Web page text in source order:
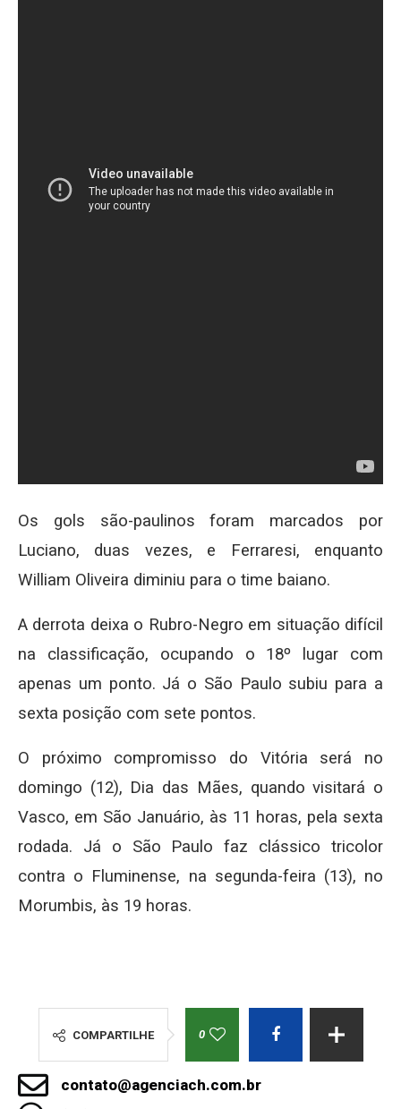
Os gols são-paulinos foram marcados por
Luciano, duas vezes, e Ferraresi, enquanto
William Oliveira diminiu para o time baiano.
A derrota deixa o Rubro-Negro em situação difícil
na classificação, ocupando o 18º lugar com
apenas um ponto. Já o São Paulo subiu para a
sexta posição com sete pontos.
O próximo compromisso do Vitória será no
domingo (12), Dia das Mães, quando visitará o
Vasco, em São Januário, às 11 horas, pela sexta
rodada. Já o São Paulo faz clássico tricolor
contra o Fluminense, na segunda-feira (13), no
Morumbis, às 19 horas.
COMPARTILHE 0
contato@agenciach.com.br